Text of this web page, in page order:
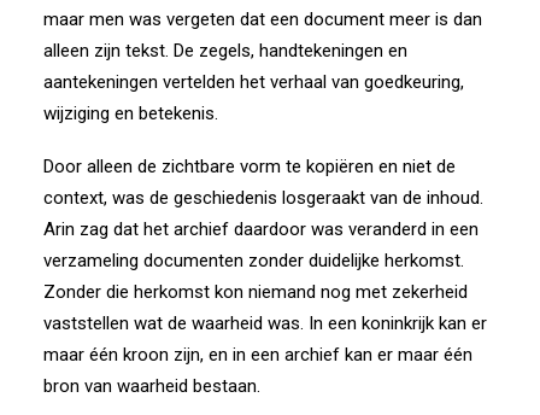
maar men was vergeten dat een document meer is dan
alleen zijn tekst. De zegels, handtekeningen en
aantekeningen vertelden het verhaal van goedkeuring,
wijziging en betekenis.
Door alleen de zichtbare vorm te kopiëren en niet de
context, was de geschiedenis losgeraakt van de inhoud.
Arin zag dat het archief daardoor was veranderd in een
verzameling documenten zonder duidelijke herkomst.
Zonder die herkomst kon niemand nog met zekerheid
vaststellen wat de waarheid was. In een koninkrijk kan er
maar één kroon zijn, en in een archief kan er maar één
bron van waarheid bestaan.